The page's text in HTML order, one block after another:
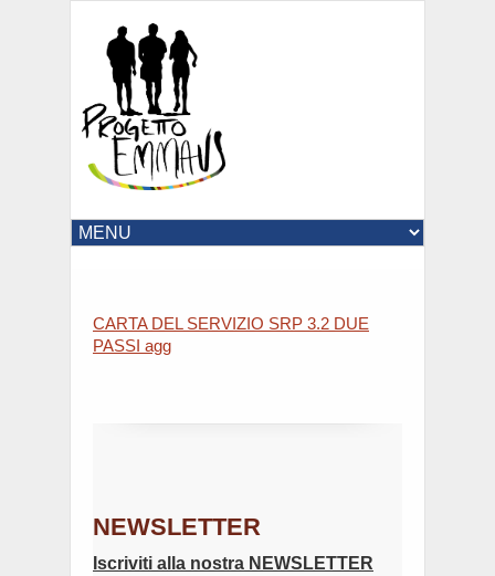
CARTA DEL SERVIZIO SRP 3.2 DUE
PASSI agg
NEWSLETTER
Iscriviti alla nostra NEWSLETTER